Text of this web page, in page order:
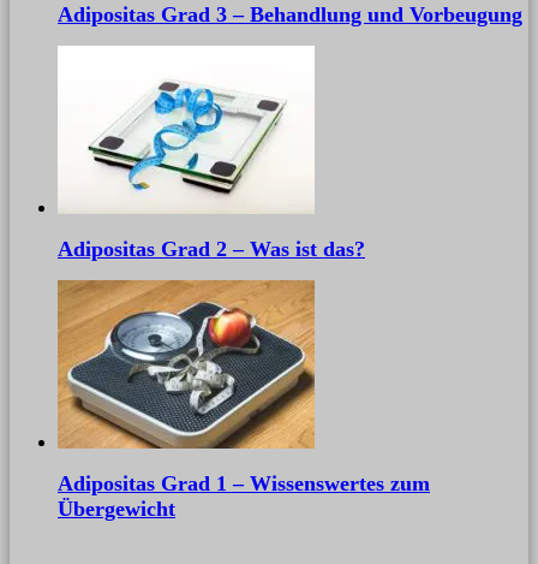
Adipositas Grad 3 – Behandlung und Vorbeugung
Adipositas Grad 2 – Was ist das?
Adipositas Grad 1 – Wissenswertes zum
Übergewicht